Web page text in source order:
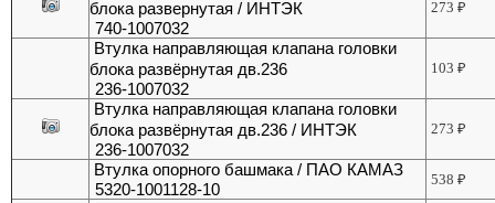
блока развернутая / ИНТЭК
740-1007032
273₽
Втулка направляющая клапана головки
блока развёрнутая дв.236
236-1007032
103₽
Втулка направляющая клапана головки
блока развёрнутая дв.236 / ИНТЭК
236-1007032
273₽
Втулка опорного башмака / ПАО КАМАЗ
5320-1001128-10
538₽